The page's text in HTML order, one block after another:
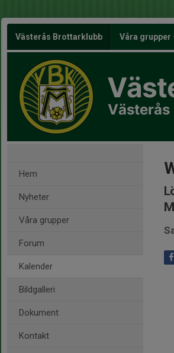
Västerås Brottarklubb Våra grupper
Hem
Nyheter
Våra grupper
Forum
Kalender
Bildgalleri
Dokument
Kontakt